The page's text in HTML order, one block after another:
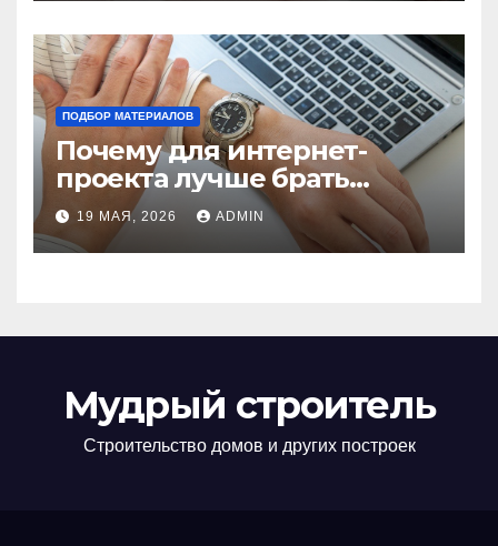
ПОДБОР МАТЕРИАЛОВ
Почему для интернет-
проекта лучше брать
отдельный сервер:
преимущества и ключевые
аспекты
19 МАЯ, 2026 ADMIN
Мудрый строитель
Строительство домов и других построек